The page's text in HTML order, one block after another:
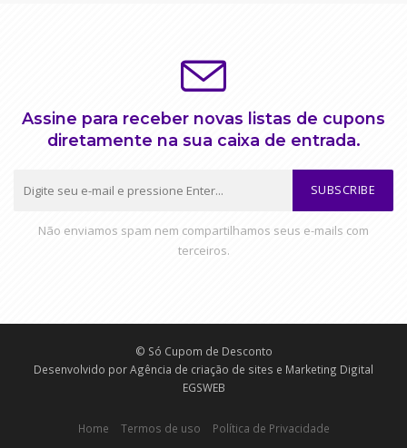
Assine para receber novas listas de cupons
diretamente na sua caixa de entrada.
SUBSCRIBE
Não enviamos spam nem compartilhamos seus e-mails com
terceiros.
© Só Cupom de Desconto
Desenvolvido porAgência de criação de sites e Marketing Digital
EGSWEB
Home Termos de uso Política de Privacidade